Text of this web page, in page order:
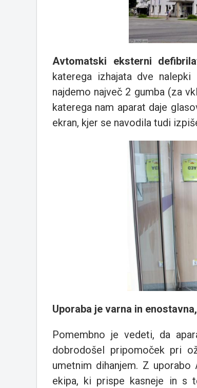
Avtomatski eksterni
katerega izhajata dve
najdemo največ 2 gumba (za
katerega nam aparat daje
ekran, kjer se navodila tudi
Uporaba je varna in
Pomembno je vedeti, da
dobrodošel pripomoček pri
umetnim dihanjem. Z
ekipa, ki prispe kasneje in s